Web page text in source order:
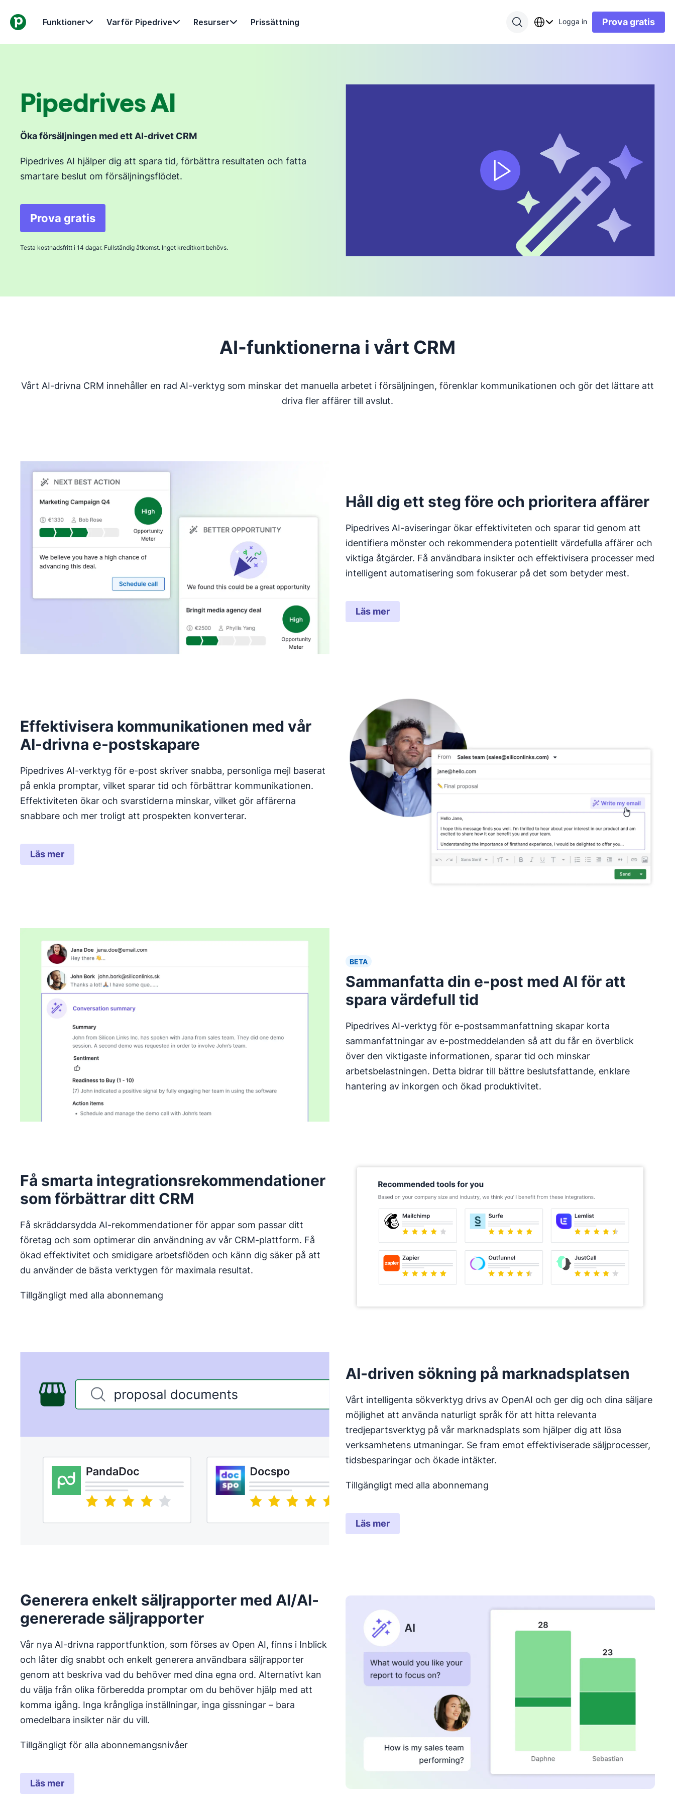
Funktioner Varför Pipedrive Resurser Prissättning Logga in Prova gratis
Pipedrives AI
Öka försäljningen med ett AI-drivet CRM
Pipedrives AI hjälper dig att spara tid, förbättra resultaten och fatta
smartare beslut om försäljningsflödet.
Prova gratis
Öppnas i ett nytt fönster
Testa kostnadsfritt i 14 dagar. Fullständig åtkomst. Inget kreditkort behövs.
AI-funktionerna i vårt CRM
Vårt AI-drivna CRM innehåller en rad AI-verktyg som minskar det manuella arbetet i försäljningen, förenklar kommunikationen och gör det lättare att
driva fler affärer till avslut.
Håll dig ett steg före och prioritera affärer
Pipedrives AI-aviseringar ökar effektiviteten och sparar tid genom att
identifiera mönster och rekommendera potentiellt värdefulla affärer och
viktiga åtgärder. Få användbara insikter och effektivisera processer med
intelligent automatisering som fokuserar på det som betyder mest.
Läs merÖppnas i ett nytt fönster
Effektivisera kommunikationen med vår
AI-drivna e-postskapare
Pipedrives AI-verktyg för e-post skriver snabba, personliga mejl baserat
på enkla promptar, vilket sparar tid och förbättrar kommunikationen.
Effektiviteten ökar och svarstiderna minskar, vilket gör affärerna
snabbare och mer troligt att prospekten konverterar.
Läs merÖppnas i ett nytt fönster
BETA
Sammanfatta din e-post med AI för att
spara värdefull tid
Pipedrives AI-verktyg för e-postsammanfattning skapar korta
sammanfattningar av e-postmeddelanden så att du får en överblick
över den viktigaste informationen, sparar tid och minskar
arbetsbelastningen. Detta bidrar till bättre beslutsfattande, enklare
hantering av inkorgen och ökad produktivitet.
Få smarta integrationsrekommendationer
som förbättrar ditt CRM
Få skräddarsydda AI-rekommendationer för appar som passar ditt
företag och som optimerar din användning av vår CRM-plattform. Få
ökad effektivitet och smidigare arbetsflöden och känn dig säker på att
du använder de bästa verktygen för maximala resultat.
Tillgängligt med alla abonnemang
AI-driven sökning på marknadsplatsen
Vårt intelligenta sökverktyg drivs av OpenAI och ger dig och dina säljare
möjlighet att använda naturligt språk för att hitta relevanta
tredjepartsverktyg på vår marknadsplats som hjälper dig att lösa
verksamhetens utmaningar. Se fram emot effektiviserade säljprocesser,
tidsbesparingar och ökade intäkter.
Tillgängligt med alla abonnemang
Läs merÖppnas i ett nytt fönster
Generera enkelt säljrapporter med AI/AI-
genererade säljrapporter
Vår nya AI-drivna rapportfunktion, som förses av Open AI, finns i Inblick
och låter dig snabbt och enkelt generera användbara säljrapporter
genom att beskriva vad du behöver med dina egna ord. Alternativt kan
du välja från olika förberedda promptar om du behöver hjälp med att
komma igång. Inga krångliga inställningar, inga gissningar – bara
omedelbara insikter när du vill.
Tillgängligt för alla abonnemangsnivåer
Läs merÖppnas i ett nytt fönster